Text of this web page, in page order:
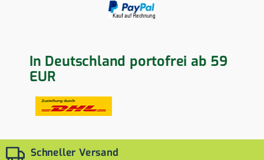
In Deutschland portofrei ab 59
EUR
Schneller Versand